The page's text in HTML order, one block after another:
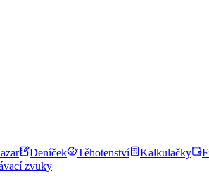
Deníček Těhotenství Kalkulačky
zvuky